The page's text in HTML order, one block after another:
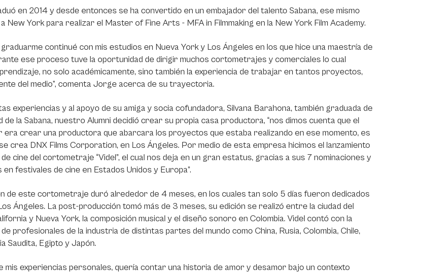
en 2014 y desde entonces se ha convertido en un embajador del talento Sabana, ese mismo
New York para realizar el Master of Fine Arts - MFA in Filmmaking en la New York Film Academy.
graduarme continué con mis estudios en Nueva York y Los Ángeles en los que hice una maestría de
ese proceso tuve la oportunidad de dirigir muchos cortometrajes y comerciales lo cual
no solo académicamente, sino también la experiencia de trabajar en tantos proyectos,
del medio”, comenta Jorge acerca de su trayectoria.
experiencias y al apoyo de su amiga y socia cofundadora, Silvana Barahona, también graduada de
de la Sabana, nuestro Alumni decidió crear su propia casa productora, “nos dimos cuenta que el
era crear una productora que abarcara los proyectos que estaba realizando en ese momento, es
crea DNX Films Corporation, en Los Ángeles. Por medio de esta empresa hicimos el lanzamiento
cine del cortometraje “Videl”, el cual nos deja en un gran estatus, gracias a sus 7 nominaciones y
festivales de cine en Estados Unidos y Europa”.
de este cortometraje duró alrededor de 4 meses, en los cuales tan solo 5 días fueron dedicados
Ángeles. La post-producción tomó más de 3 meses, su edición se realizó entre la ciudad del
y Nueva York, la composición musical y el diseño sonoro en Colombia. Videl contó con la
profesionales de la industria de distintas partes del mundo como China, Rusia, Colombia, Chile,
Saudita, Egipto y Japón.
mis experiencias personales, quería contar una historia de amor y desamor bajo un contexto